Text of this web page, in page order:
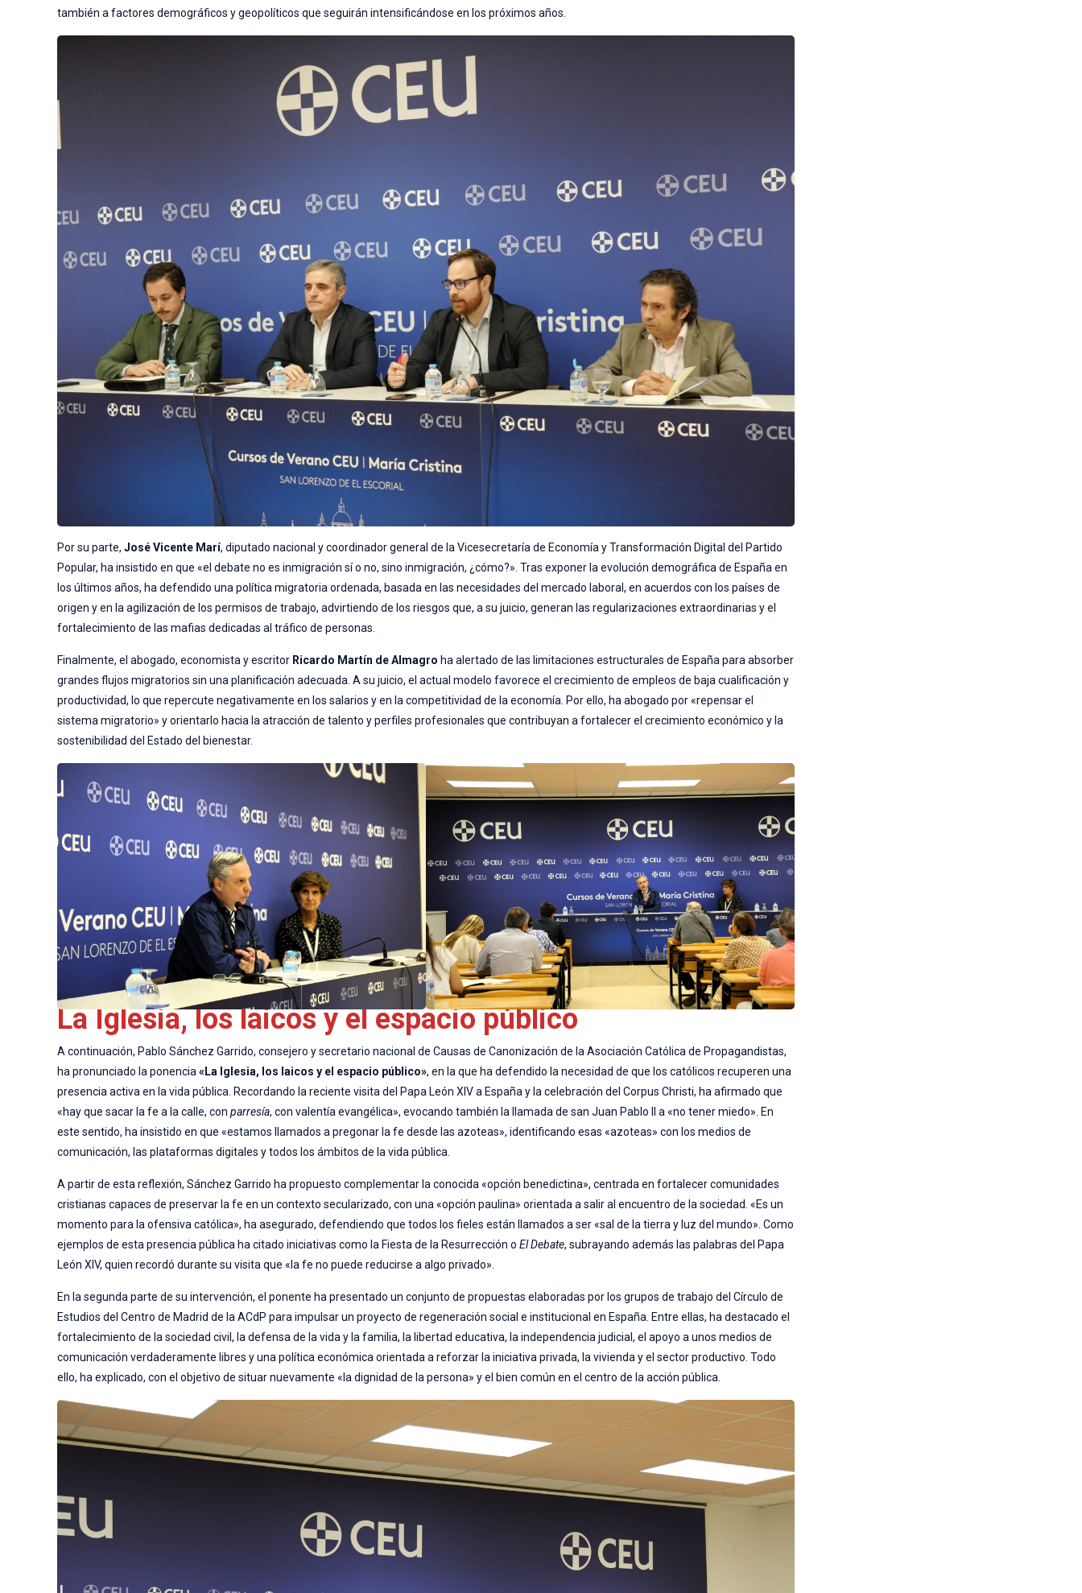
también a factores demográficos y geopolíticos que seguirán intensificándose en los próximos años.
Por su parte,José Vicente Marí, diputado nacional y coordinador general de la Vicesecretaría de Economía y Transformación Digital del Partido
Popular, ha insistido en que «el debate no es inmigración sí o no, sino inmigración, ¿cómo?». Tras exponer la evolución demográfica de España en
los últimos años, ha defendido una política migratoria ordenada, basada en las necesidades del mercado laboral, en acuerdos con los países de
origen y en la agilización de los permisos de trabajo, advirtiendo de los riesgos que, a su juicio, generan las regularizaciones extraordinarias y el
fortalecimiento de las mafias dedicadas al tráfico de personas.
Finalmente, el abogado, economista y escritor Ricardo Martín de Almagro ha alertado de las limitaciones estructurales de España para absorber
grandes flujos migratorios sin una planificación adecuada. A su juicio, el actual modelo favorece el crecimiento de empleos de baja cualificación y
productividad, lo que repercute negativamente en los salarios y en la competitividad de la economía. Por ello, ha abogado por «repensar el
sistema migratorio» y orientarlo hacia la atracción de talento y perfiles profesionales que contribuyan a fortalecer el crecimiento económico y la
sostenibilidad del Estado del bienestar.
La Iglesia, los laicos y el espacio público
A continuación, Pablo Sánchez Garrido, consejero y secretario nacional de Causas de Canonización de la Asociación Católica de Propagandistas,
ha pronunciado la ponencia«La Iglesia, los laicos y el espacio público», en la que ha defendido la necesidad de que los católicos recuperen una
presencia activa en la vida pública. Recordando la reciente visita del Papa León XIV a España y la celebración del Corpus Christi, ha afirmado que
«hay que sacar la fe a la calle, conparresía, con valentía evangélica», evocando también la llamada de san Juan Pablo II a «no tener miedo». En
este sentido, ha insistido en que «estamos llamados a pregonar la fe desde las azoteas», identificando esas «azoteas» con los medios de
comunicación, las plataformas digitales y todos los ámbitos de la vida pública.
A partir de esta reflexión, Sánchez Garrido ha propuesto complementar la conocida «opción benedictina», centrada en fortalecer comunidades
cristianas capaces de preservar la fe en un contexto secularizado, con una «opción paulina» orientada a salir al encuentro de la sociedad. «Es un
momento para la ofensiva católica», ha asegurado, defendiendo que todos los fieles están llamados a ser «sal de la tierra y luz del mundo». Como
ejemplos de esta presencia pública ha citado iniciativas como la Fiesta de la Resurrección oEl Debate, subrayando además las palabras del Papa
León XIV, quien recordó durante su visita que «la fe no puede reducirse a algo privado».
En la segunda parte de su intervención, el ponente ha presentado un conjunto de propuestas elaboradas por los grupos de trabajo del Círculo de
Estudios del Centro de Madrid de la ACdP para impulsar un proyecto de regeneración social e institucional en España. Entre ellas, ha destacado el
fortalecimiento de la sociedad civil, la defensa de la vida y la familia, la libertad educativa, la independencia judicial, el apoyo a unos medios de
comunicación verdaderamente libres y una política económica orientada a reforzar la iniciativa privada, la vivienda y el sector productivo. Todo
ello, ha explicado, con el objetivo de situar nuevamente «la dignidad de la persona» y el bien común en el centro de la acción pública.